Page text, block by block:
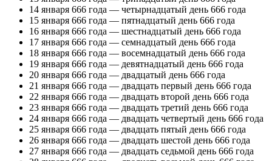
14 января 666 года — четырнадцатый день 666 года
15 января 666 года — пятнадцатый день 666 года
16 января 666 года — шестнадцатый день 666 года
17 января 666 года — семнадцатый день 666 года
18 января 666 года — восемнадцатый день 666 года
19 января 666 года — девятнадцатый день 666 года
20 января 666 года — двадцатый день 666 года
21 января 666 года — двадцать первый день 666 года
22 января 666 года — двадцать второй день 666 года
23 января 666 года — двадцать третий день 666 года
24 января 666 года — двадцать четвертый день 666 года
25 января 666 года — двадцать пятый день 666 года
26 января 666 года — двадцать шестой день 666 года
27 января 666 года — двадцать седьмой день 666 года